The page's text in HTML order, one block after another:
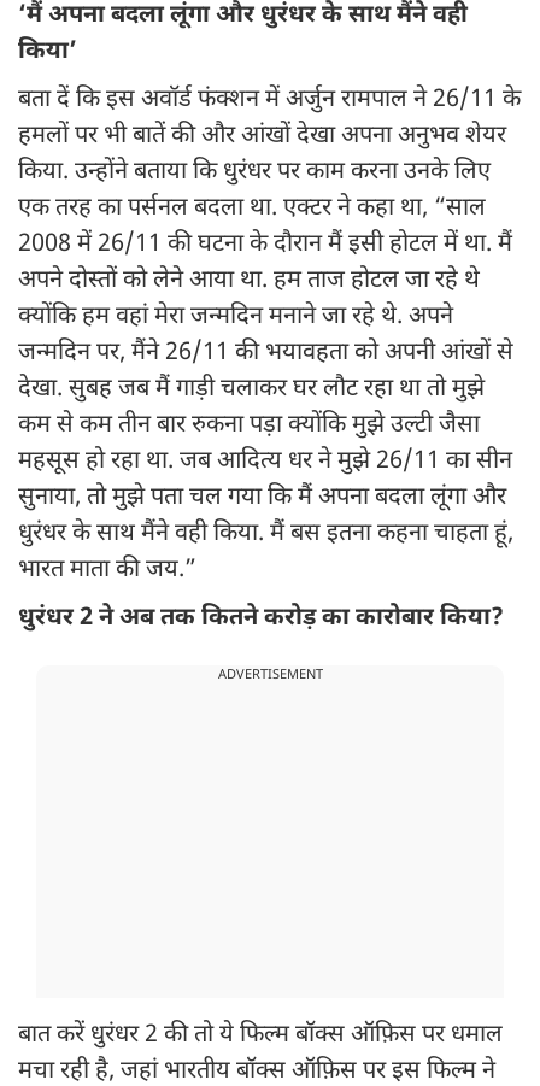
‘मैं अपना बदला लूंगा और धुरंधर के साथ मैंने वही
किया’
बता दें कि इस अवॉर्ड फंक्शन में अर्जुन रामपाल ने 26/11 के
हमलों पर भी बातें की और आंखों देखा अपना अनुभव शेयर
किया. उन्होंने बताया कि धुरंधर पर काम करना उनके लिए
एक तरह का पर्सनल बदला था. एक्टर ने कहा था, “साल
2008 में 26/11 की घटना के दौरान मैं इसी होटल में था. मैं
अपने दोस्तों को लेने आया था. हम ताज होटल जा रहे थे
क्योंकि हम वहां मेरा जन्मदिन मनाने जा रहे थे. अपने
जन्मदिन पर, मैंने 26/11 की भयावहता को अपनी आंखों से
देखा. सुबह जब मैं गाड़ी चलाकर घर लौट रहा था तो मुझे
कम से कम तीन बार रुकना पड़ा क्योंकि मुझे उल्टी जैसा
महसूस हो रहा था. जब आदित्य धर ने मुझे 26/11 का सीन
सुनाया, तो मुझे पता चल गया कि मैं अपना बदला लूंगा और
धुरंधर के साथ मैंने वही किया. मैं बस इतना कहना चाहता हूं,
भारत माता की जय.”
धुरंधर 2 ने अब तक कितने करोड़ का कारोबार किया?
ADVERTISEMENT
बात करें धुरंधर 2 की तो ये फिल्म बॉक्स ऑफ़िस पर धमाल
मचा रही है, जहां भारतीय बॉक्स ऑफ़िस पर इस फिल्म ने